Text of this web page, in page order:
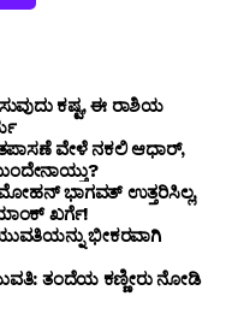
ಕಷ್ಟ, ಈ ರಾಶಿಯ
ವೇಳೆ ನಕಲಿ ಆಧಾರ್,
ಭಾಗವತ್ ಉತ್ತರಿಸಿಲ್ಲ,
ಖರ್ಗೆ!
ಭೀಕರವಾಗಿ
ತಂದೆಯ ಕಣ್ಣೀರು ನೋಡಿ